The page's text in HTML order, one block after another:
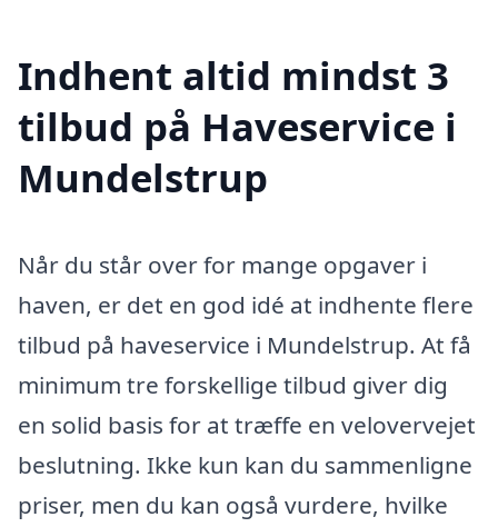
Indhent altid mindst 3
tilbud på Haveservice i
Mundelstrup
Når du står over for mange opgaver i
haven, er det en god idé at indhente flere
tilbud på haveservice i Mundelstrup. At få
minimum tre forskellige tilbud giver dig
en solid basis for at træffe en velovervejet
beslutning. Ikke kun kan du sammenligne
priser, men du kan også vurdere, hvilke